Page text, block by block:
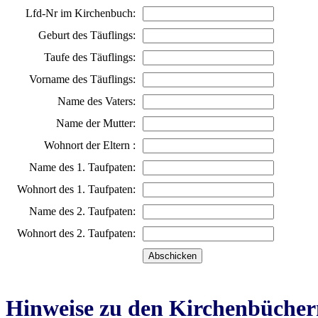
Lfd-Nr im Kirchenbuch:
Geburt des Täuflings:
Taufe des Täuflings:
Vorname des Täuflings:
Name des Vaters:
Name der Mutter:
Wohnort der Eltern :
Name des 1. Taufpaten:
Wohnort des 1. Taufpaten:
Name des 2. Taufpaten:
Wohnort des 2. Taufpaten:
Hinweise zu den